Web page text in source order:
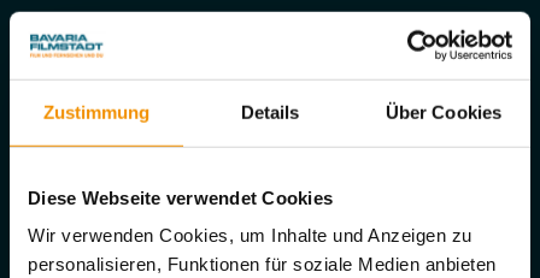
Zustimmung Details Über Cookies
Diese Webseite verwendet Cookies
Wir verwenden Cookies, um Inhalte und Anzeigen zu
personalisieren, Funktionen für soziale Medien anbieten
Offres en promotions
Visites en anglais